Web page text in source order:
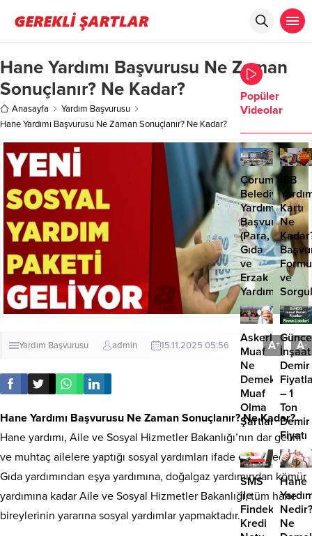
Hane Yardımı Başvurusu Ne Zaman
Sonuçlanır? Ne Kadar?
Anasayfa
Yardım Başvurusu
Hane Yardımı Başvurusu Ne Zaman Sonuçlanır? Ne Kadar?
Yardım Başvurusu admin 15.11.2025 05:56 A+ A-
Hane Yardımı Başvurusu Ne Zaman Sonuçlanır? Ne Kadar?
Hane yardımı, Aile ve Sosyal Hizmetler Bakanlığı’nın dar gelirli
ve muhtaç ailelere yaptığı sosyal yardımları ifade etmektedir.
Gıda yardımından eşya yardımına, doğalgaz yardımından kömür
yardımına kadar Aile ve Sosyal Hizmetler Bakanlığı, tüm hane
bireylerinin yararına sosyal yardımlar yapmaktadır.
Popüler
Videolar
Çorum
Belediyesi
Yardım
Başvurusu
(Para,
Gıda
ve
Erzak
Yardımı)
İBB
Kartı
Ne
Formu
ve
Askerlikten
Muaf
Ne
Demek?
Muaf
Olma
Şartları
İnşaat
Demir
– 1
Ton
Demir
Fiyatı
SMS
ile
Findeks
Kredi
Hane
Nedir?
Ne